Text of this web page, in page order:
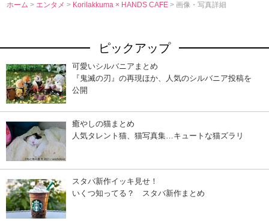
ホーム > エンタメ> Korilakkuma × HANDS CAFE> 画像・写真詳細
ピックアップ
可愛いシルバニアまとめ
『鬼滅の刃』の再現ほか、人気のシルバニア投稿を
公開
癒やしの猫まとめ
人気タレント猫、猫写真集…キュートな猫ズラリ
スタバ新作イッキ見せ！
いくつ知ってる？ スタバ新作まとめ